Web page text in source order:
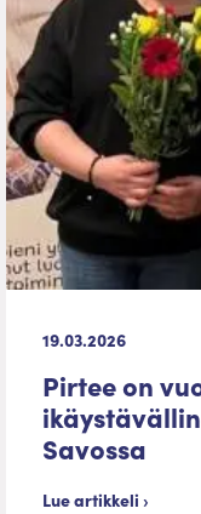
19.03.2026
Pirtee on
Savossa
Lue artikkeli ›